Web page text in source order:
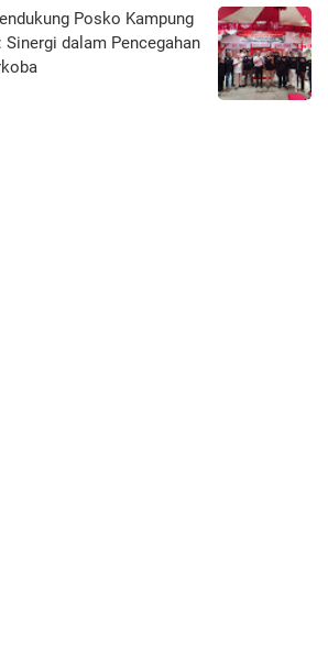
Posko Kampung
dalam Pencegahan